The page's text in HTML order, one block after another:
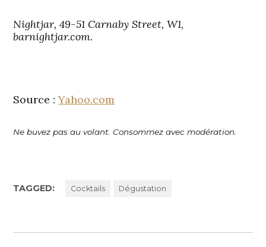
Nightjar, 49-51 Carnaby Street, W1,
barnightjar.com.
Source :Yahoo.com
Ne buvez pas au volant. Consommez avec modération.
TAGGED: Cocktails Dégustation